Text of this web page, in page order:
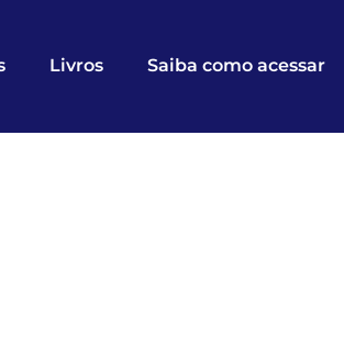
Livros Saiba como acessar